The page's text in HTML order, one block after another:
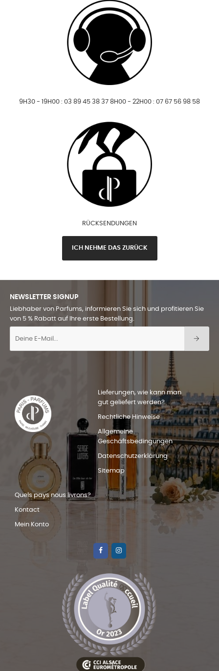
9H30 - 19H00 : 03 89 45 38 37 8H00 - 22H00 : 07 67 56 98 58
RÜCKSENDUNGEN
ICH NEHME DAS ZURÜCK
NEWSLETTER SIGNUP
Liebhaber von Parfums, informieren Sie sich und profitieren Sie
von 5 % Rabatt auf Ihre erste Bestellung.
Lieferungen, wie kann man
gut geliefert werden?
Rechtliche Hinweise
Allgemeine
Geschäftsbedingungen
Datenschutzerklärung
Sitemap
Quels pays nous livrons?
Kontact
Mein Konto